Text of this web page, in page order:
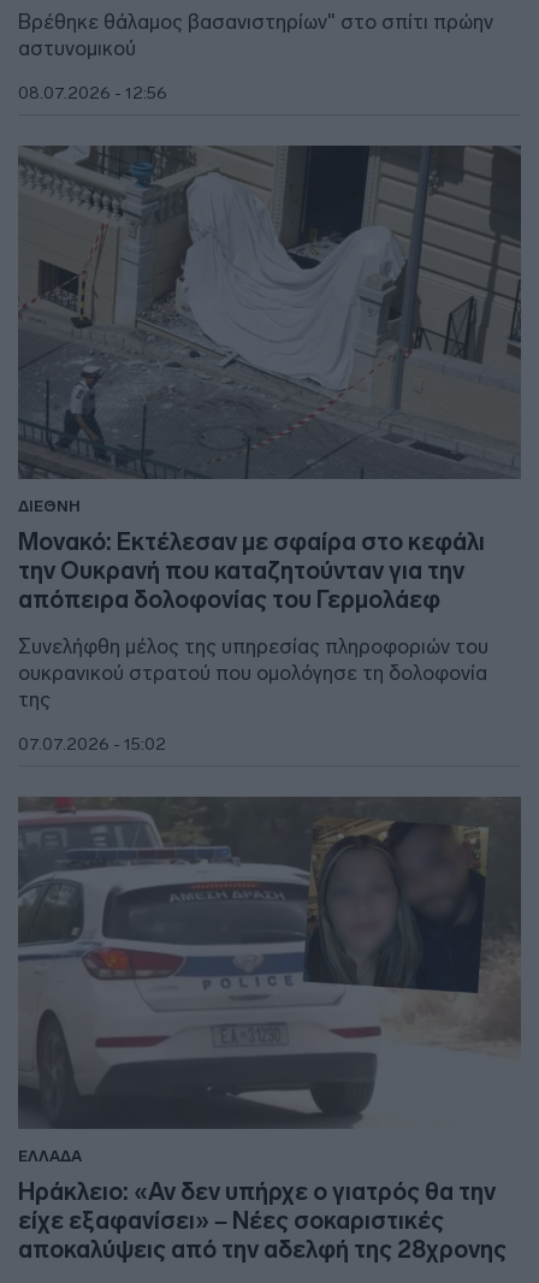
Βρέθηκε θάλαμος βασανιστηρίων" στο σπίτι πρώην
αστυνομικού
08.07.2026 - 12:56
ΔΙΕΘΝΗ
Μονακό: Εκτέλεσαν με σφαίρα στο κεφάλι
την Ουκρανή που καταζητούνταν για την
απόπειρα δολοφονίας του Γερμολάεφ
Συνελήφθη μέλος της υπηρεσίας πληροφοριών του
ουκρανικού στρατού που ομολόγησε τη δολοφονία
της
07.07.2026 - 15:02
ΕΛΛΑΔΑ
Ηράκλειο: «Αν δεν υπήρχε ο γιατρός θα την
είχε εξαφανίσει» – Νέες σοκαριστικές
αποκαλύψεις από την αδελφή της 28χρονης